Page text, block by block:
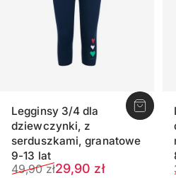
Legginsy 3/4 dla
dziewczynki, z
serduszkami, granatowe
9-13 lat
Cena sprzedaży
29,90 zł
Normalna cena
49,90 zł